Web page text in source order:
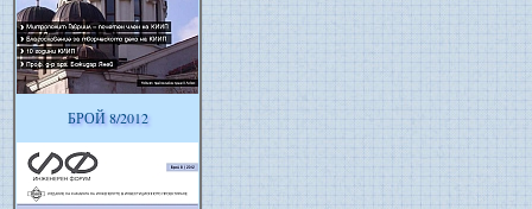
БРОЙ 8/2012